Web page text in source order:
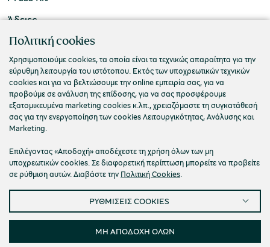
Άδειες
ΠΟΛΙΤΙΣΤΙΚΟ ΙΔΡΥΜΑ ΟΜΙΛΟΥ ΠΕΙΡΑΙΩΣ
Τ. 210 3256922
Ε. info@piop.gr
ΣΥΝΔΕΘΕΙΤΕ ΜΑΖΙ ΜΑΣ
© 2026 Πολιτιστικό Ίδρυμα Ομίλου Πειραιώς
Πολιτική απορρήτου Όροι χρήσης
Cookies
Ρυθμίσεις Cookies
Προσβασιμότητα
Πολιτική cookies
Χρησιμοποιούμε cookies, τα οποία είναι τα τεχνικώς απαραίτητα για την
εύρυθμη λειτουργία του ιστότοπου. Εκτός των υποχρεωτικών τεχνικών
cookies και για να βελτιώσουμε την online εμπειρία σας, για να
προβούμε σε ανάλυση της επίδοσης, για να σας προσφέρουμε
εξατομικευμένα marketing cookies κ.λπ., χρειαζόμαστε τη συγκατάθεσή
σας για την ενεργοποίηση των cookies Λειτουργικότητας, Ανάλυσης και
Marketing.
Επιλέγοντας «Αποδοχή» αποδέχεστε τη χρήση όλων των μη
υποχρεωτικών cookies. Σε διαφορετική περίπτωση μπορείτε να προβείτε
σε ρύθμιση αυτών. Διαβάστε την Πολιτική Cookies.
ΡΥΘΜΙΣΕΙΣ COOKIES
ΜΗ ΑΠΟΔΟΧΗ ΟΛΩΝ